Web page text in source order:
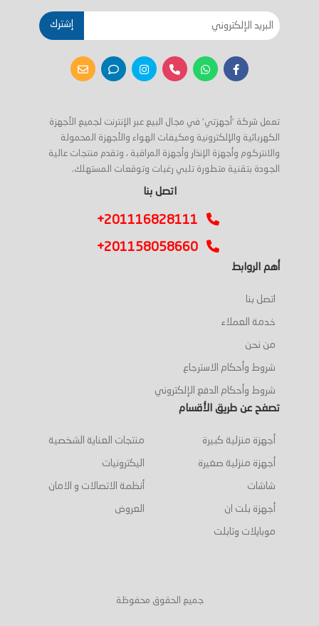
إشترك
تعمل شركة 'أجهزتي' في مجال البيع عبر الإنترنت لجميع الأجهزة
الكهربائية والإلكترونية ومكيفات الهواء والأجهزة المحمولة
والانتركوم وأجهزة الإنذار وأجهزة المراقبة ، وتقدم منتجات عالية
الجودة بتقنية متطورة تلبي رغبات وتوقعات المستهلك.
اتصل بنا
+201116828111
+201158058660
أهم الروابط
اتصل بنا
خدمة العملاء
من نحن
شروط وأحكام الاسترجاع
شروط وأحكام الدفع الإلكتروني
تصفح عن طريق الأقسام
أجهزة منزلية كبيرة
أجهزة منزلية صغيرة
شاشات
أجهزة بلت ان
موبايلات وتابلت
منتجات العناية الشخصية
اليكترونيات
أنظمة الاتصالات و الامان
العروض
جميع الحقوق محفوظة